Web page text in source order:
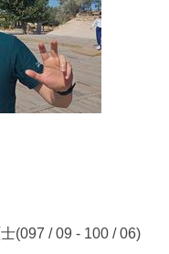
(097 / 09 - 100 / 06)